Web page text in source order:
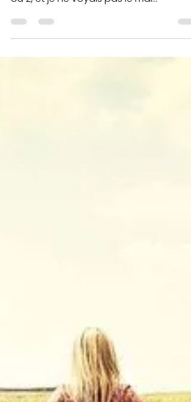
croyances limitantes je pensais en avoir
ou 2, et je ne voyais pas le mal